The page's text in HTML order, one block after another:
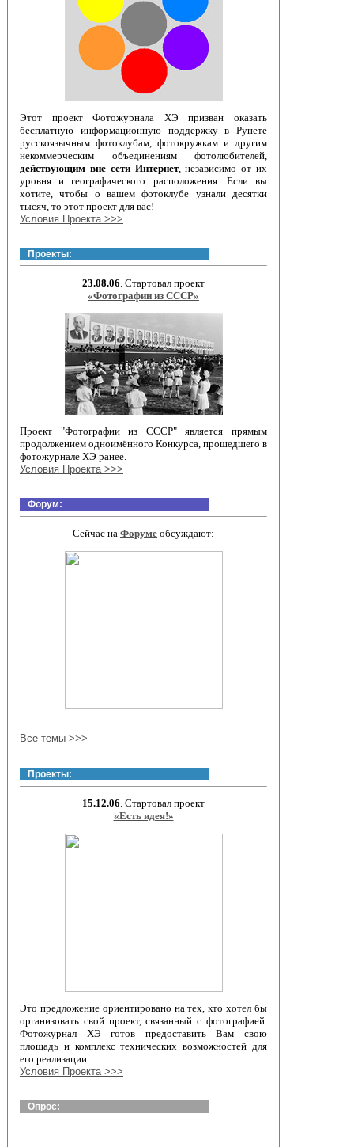
Этот проект Фотожурнала ХЭ призван оказать
бесплатную информационную поддержку в Рунете
русскоязычным фотоклубам, фотокружкам и другим
некоммерческим объединениям фотолюбителей,
действующим вне сети Интернет, независимо от их
уровня и географического расположения. Если вы
хотите, чтобы о вашем фотоклубе узнали десятки
тысяч, то этот проект для вас!
Условия Проекта >>>
Проекты:
23.08.06 . Стартовал проект
«Фотографии из СССР»
Проект "Фотографии из СССР" является прямым
продолжением одноимённого Конкурса, прошедшего в
фотожурнале ХЭ ранее.
Условия Проекта >>>
Форум:
Сейчас на Форуме обсуждают:
Все темы >>>
Проекты:
15.12.06. Стартовал проект
«Есть идея!»
Это предложение ориентировано на тех, кто хотел бы
организовать свой проект, связанный с фотографией.
Фотожурнал ХЭ готов предоставить Вам свою
площадь и комплекс технических возможностей для
его реализации.
Условия Проекта >>>
Опрос: